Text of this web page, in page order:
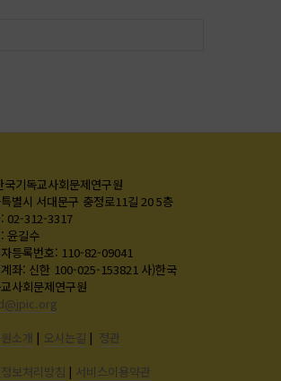
국기독교사회문제연구원
별시 서대문구 충정로11길 20 5층
02-312-3317
윤길수
등록번호: 110-82-09041
좌: 신한 100-025-153821 사)한국
사회문제연구원
소개 | 오시는길 | 정관
보처리방침 | 서비스이용약관